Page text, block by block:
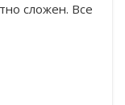
сложен. Все